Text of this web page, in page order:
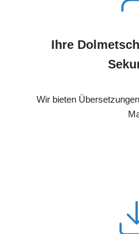
Ihre
Wir bieten